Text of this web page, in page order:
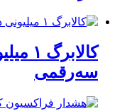
سه‌رقمی